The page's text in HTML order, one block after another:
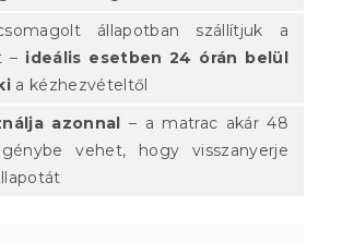
állapotban szállítjuk a
– ideális esetben 24 órán belül
a kézhezvételtől
azonnal – a matrac akár 48
vehet, hogy visszanyerje